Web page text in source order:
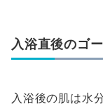
入浴直後のゴ
入浴後の肌は水